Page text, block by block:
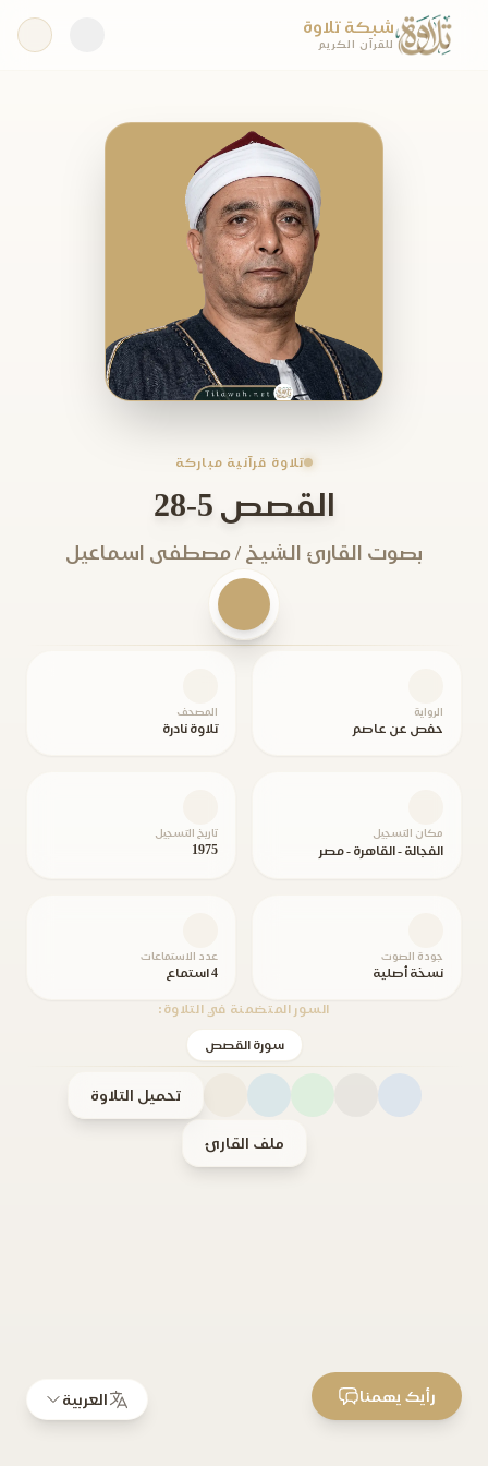
شبكة تلاوة
للقرآن الكريم
تلاوة قرآنية مباركة
القصص 5-28
بصوت القارئ الشيخ / مصطفى اسماعيل
الرواية
حفص عن عاصم
المصحف
تلاوة نادرة
مكان التسجيل
الفجالة - القاهرة - مصر
تاريخ التسجيل
1975
جودة الصوت
نسخة أصلية
عدد الاستماعات
4 استماع
السور المتضمنة في التلاوة:
سورة القصص
تحميل التلاوة
ملف القارئ
العربية رأيك يهمنا